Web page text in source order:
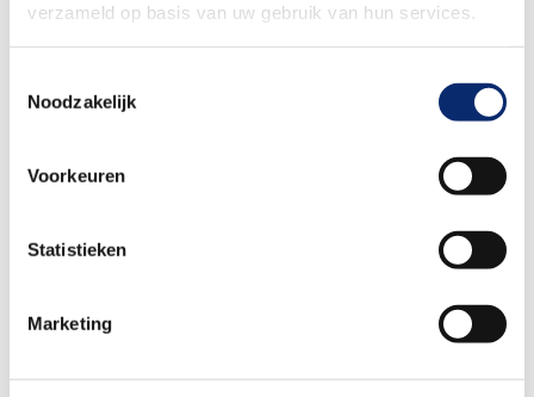
verzameld op basis van uw gebruik van hun services.
Noodzakelijk
Voorkeuren
Statistieken
Marketing
Hoe werkt het?
vacature die perfect past bij iemand uit jouw
Draag jouw kandidaat aan via
www.merba.com/werkenbij/vacature/draag-
Jouw aangedragen kandidaat ontvangt een e-
mail met daarin het verzoek om te solliciteren
vervolgens de normale sollicitatieprocedure